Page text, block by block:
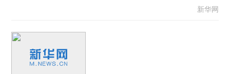
新华网